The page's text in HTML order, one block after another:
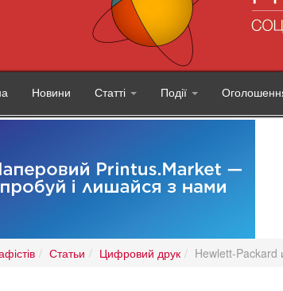
Новини Статті Події
Статьи Цифровий друк Hewlett-Packard